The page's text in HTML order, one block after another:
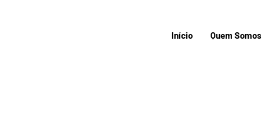
Início Quem Somos